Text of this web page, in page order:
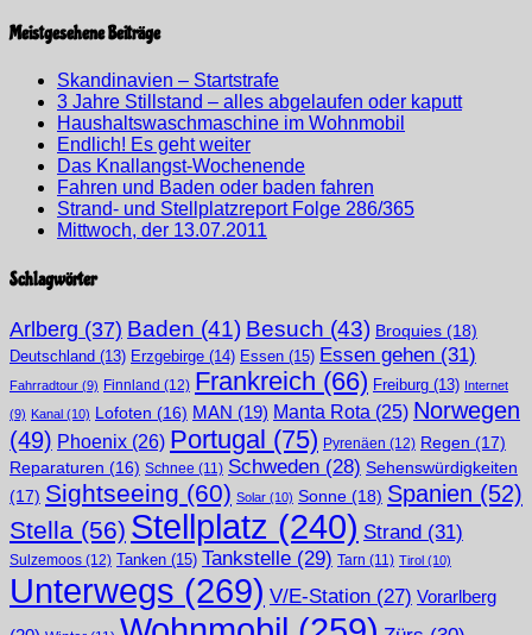
Meistgesehene Beiträge
Skandinavien – Startstrafe
3 Jahre Stillstand – alles abgelaufen oder kaputt
Haushaltswaschmaschine im Wohnmobil
Endlich! Es geht weiter
Das Knallangst-Wochenende
Fahren und Baden oder baden fahren
Strand- und Stellplatzreport Folge 286/365
Mittwoch, der 13.07.2011
Schlagwörter
Arlberg (37) Baden (41) Besuch (43) Broquies (18)
Deutschland (13) Erzgebirge (14) Essen (15) Essen gehen (31)
Fahrradtour (9) Finnland (12) Frankreich (66) Freiburg (13) Internet
(9) Kanal (10) Lofoten (16) MAN (19) Manta Rota (25) Norwegen
(49) Phoenix (26) Portugal (75) Pyrenäen (12) Regen (17)
Reparaturen (16) Schnee (11) Schweden (28) Sehenswürdigkeiten
(17) Sightseeing (60) Solar (10) Sonne (18) Spanien (52)
Stella (56) Stellplatz (240) Strand (31)
Sulzemoos (12) Tanken (15) Tankstelle (29) Tarn (11) Tirol (10)
Unterwegs (269) V/E-Station (27) Vorarlberg